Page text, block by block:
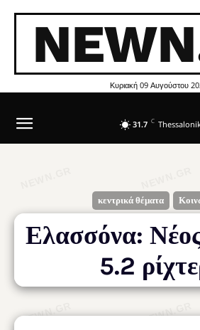
Κυριακή 09 Αυγούστου
31.7 C
κεντρικά θέματα
Ελασσόνα:
5.2